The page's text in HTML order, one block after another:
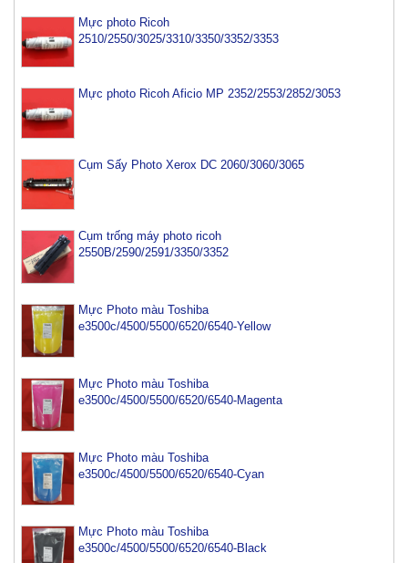
Mực photo Ricoh
2510/2550/3025/3310/3350/3352/3353
Mực photo Ricoh Aficio MP 2352/2553/2852/3053
Cụm Sấy Photo Xerox DC 2060/3060/3065
Cụm trống máy photo ricoh
2550B/2590/2591/3350/3352
Mực Photo màu Toshiba
e3500c/4500/5500/6520/6540-Yellow
Mực Photo màu Toshiba
e3500c/4500/5500/6520/6540-Magenta
Mực Photo màu Toshiba
e3500c/4500/5500/6520/6540-Cyan
Mực Photo màu Toshiba
e3500c/4500/5500/6520/6540-Black
Mực máy photo ricoh MP 2554/ 3054/ 3554/ 3054SP/
3554SP